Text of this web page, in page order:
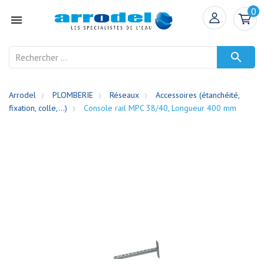

0

Arrodel PLOMBERIE Réseaux
Accessoires (étanchéité,
fixation, colle,...)
Console rail MPC 38/40, Longueur 400 mm